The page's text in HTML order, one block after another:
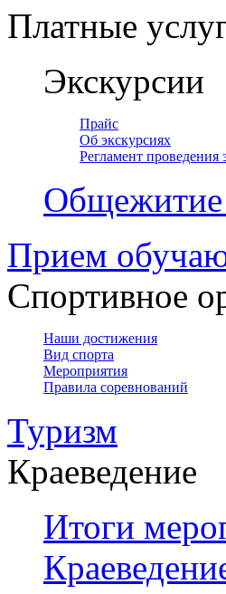
Платные
Экскурсии
Прайс
Об экскурсиях
Регламент проведения
Общежитие
Прием
Спортивное
Наши достижения
Вид спорта
Мероприятия
Правила соревнований
Туризм
Краеведение
Итоги